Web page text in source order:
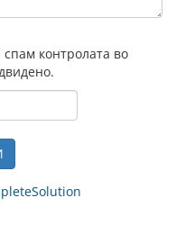
контролата во